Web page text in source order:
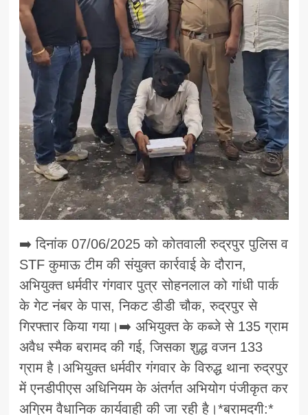
➡️ दिनांक 07/06/2025 को कोतवाली रुद्रपुर पुलिस व
STF कुमाऊ टीम की संयुक्त कार्रवाई के दौरान,
अभियुक्त धर्मवीर गंगवार पुत्र सोहनलाल को गांधी पार्क
के गेट नंबर के पास, निकट डीडी चौक, रुद्रपुर से
गिरफ्तार किया गया।➡️ अभियुक्त के कब्जे से 135 ग्राम
अवैध स्मैक बरामद की गई, जिसका शुद्ध वजन 133
ग्राम है।अभियुक्त धर्मवीर गंगवार के विरुद्ध थाना रुद्रपुर
में एनडीपीएस अधिनियम के अंतर्गत अभियोग पंजीकृत कर
अग्रिम वैधानिक कार्यवाही की जा रही है।*बरामदगी:*